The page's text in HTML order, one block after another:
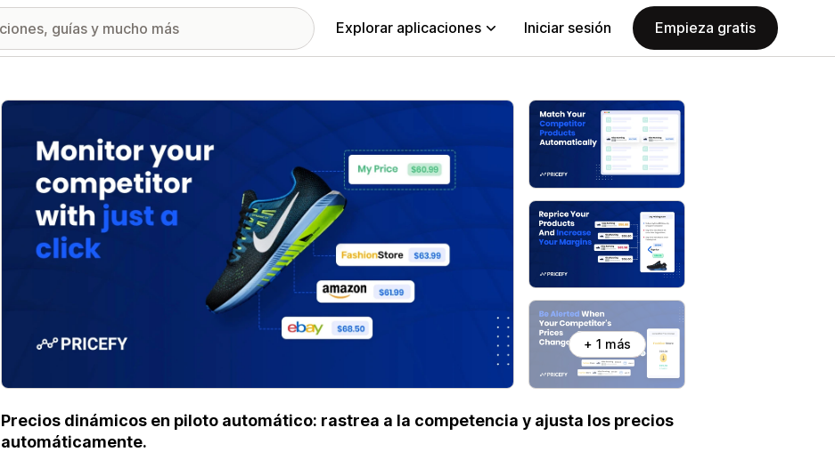
Explorar aplicaciones Iniciar sesión Empieza gratis
Galería de imágenes destacadas
+ 1 más
Precios dinámicos en piloto automático: rastrea a la competencia y ajusta los precios
automáticamente.